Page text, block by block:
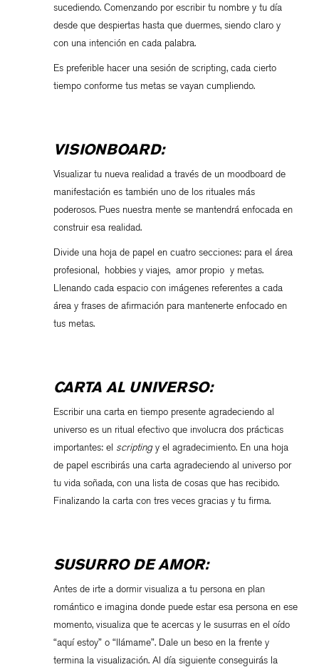
sucediendo. Comenzando por escribir tu nombre y tu día
desde que despiertas hasta que duermes, siendo claro y
con una intención en cada palabra.
Es preferible hacer una sesión de scripting, cada cierto
tiempo conforme tus metas se vayan cumpliendo.
VISIONBOARD:
Visualizar tu nueva realidad a través de un moodboard de
manifestación es también uno de los rituales más
poderosos. Pues nuestra mente se mantendrá enfocada en
construir esa realidad.
Divide una hoja de papel en cuatro secciones: para el área
profesional, hobbies y viajes, amor propio y metas.
Llenando cada espacio con imágenes referentes a cada
área y frases de afirmación para mantenerte enfocado en
tus metas.
CARTA AL UNIVERSO:
Escribir una carta en tiempo presente agradeciendo al
universo es un ritual efectivo que involucra dos prácticas
importantes: el scriptingy el agradecimiento. En una hoja
de papel escribirás una carta agradeciendo al universo por
tu vida soñada, con una lista de cosas que has recibido.
Finalizando la carta con tres veces gracias y tu firma.
SUSURRO DE AMOR:
Antes de irte a dormir visualiza a tu persona en plan
romántico e imagina donde puede estar esa persona en ese
momento, visualiza que te acercas y le susurras en el oído
“aquí estoy” o “llámame”. Dale un beso en la frente y
termina la visualización. Al día siguiente conseguirás la